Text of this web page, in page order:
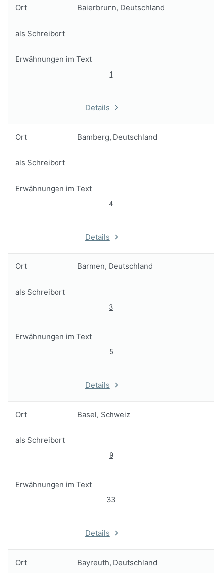
Ort Baierbrunn, Deutschland
als Schreibort
Erwähnungen im Text
1
Details
Ort Bamberg, Deutschland
als Schreibort
Erwähnungen im Text
4
Details
Ort Barmen, Deutschland
als Schreibort
3
Erwähnungen im Text
5
Details
Ort Basel, Schweiz
als Schreibort
9
Erwähnungen im Text
33
Details
Ort Bayreuth, Deutschland